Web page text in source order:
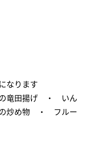
なります
竜田揚げ ・ いん
炒め物 ・ フルー